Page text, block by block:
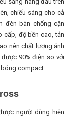
chiếu sáng cho cả
đèn bàn chống cận
cấp, độ bền cao, tản
nên chất lượng ánh
90% điện so với
bóng compact.
người dùng hiện